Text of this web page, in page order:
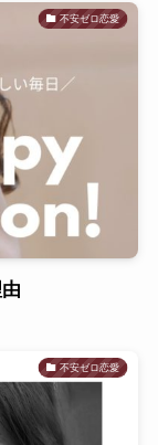
不安ゼロ恋愛
不安ゼロ恋愛